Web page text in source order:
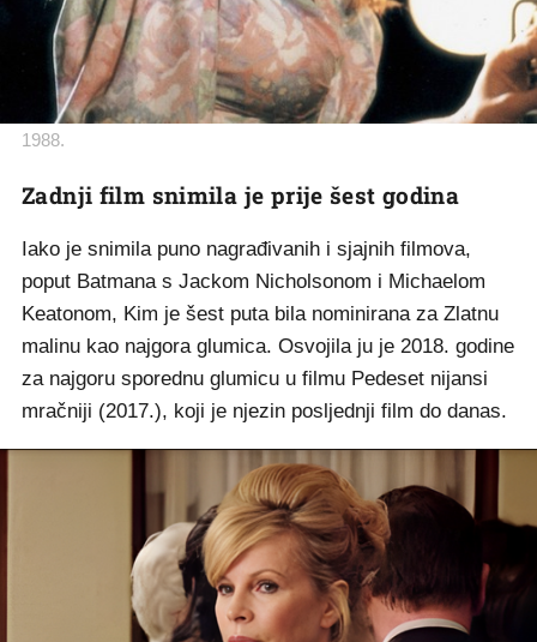
1988.
Zadnji film snimila je prije šest godina
Iako je snimila puno nagrađivanih i sjajnih filmova,
poput Batmana s Jackom Nicholsonom i Michaelom
Keatonom, Kim je šest puta bila nominirana za Zlatnu
malinu kao najgora glumica. Osvojila ju je 2018. godine
za najgoru sporednu glumicu u filmu Pedeset nijansi
mračniji (2017.), koji je njezin posljednji film do danas.